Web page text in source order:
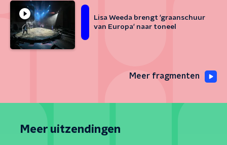
Lisa Weeda brengt 'graanschuur
van Europa' naar toneel
Meer fragmenten
Meer uitzendingen